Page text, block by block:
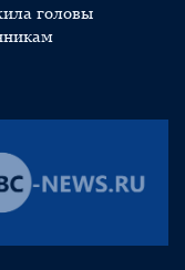
головы